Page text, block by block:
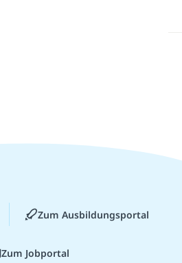
Zum Ausbildungsportal
Zum Jobportal